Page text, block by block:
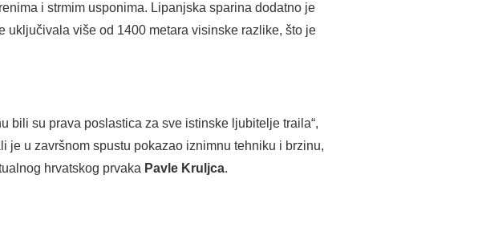
i strmim usponima. Lipanjska sparina dodatno je
više od 1400 metara visinske razlike, što je
bili su prava poslastica za sve istinske ljubitelje traila“,
je u završnom spustu pokazao iznimnu tehniku i brzinu,
hrvatskog prvaka Pavle Kruljca.